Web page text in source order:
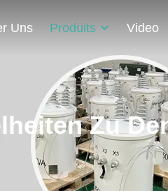
Uns Produits Video
Zu